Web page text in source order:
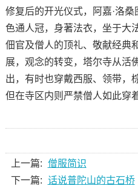
修复后的开光仪式，阿嘉·洛
色通人冠，身著法衣，坐于大
佃官及僧人的顶礼、敬献经典
展，观念的转变，塔尔寺从活
出，有时也穿戴西服、领带，
但在寺区内则严禁僧人如此穿
上一篇: 僧服简识
下一篇: 话说普陀山的古石桥